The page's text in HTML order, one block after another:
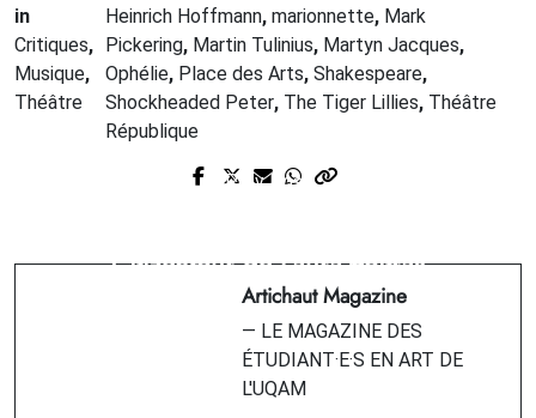
in
Critiques,
Musique,
Théâtre
Heinrich Hoffmann, marionnette, Mark
Pickering, Martin Tulinius, Martyn Jacques,
Ophélie, Place des Arts, Shakespeare,
Shockheaded Peter, The Tiger Lillies, Théâtre
République
Prev Post
Citizenfour de Laura Poitras
Artichaut Magazine
— LE MAGAZINE DES
ÉTUDIANT·E·S EN ART DE
L'UQAM